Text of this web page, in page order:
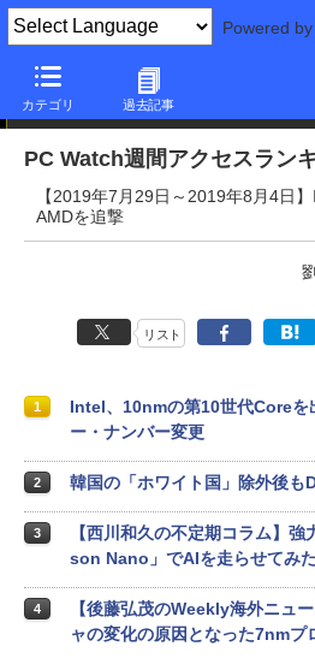
Powered by
カテゴリ 過去記事
PC Watch週間アクセスランキング
PC Watch週間アクセスラン
【2019年7月29日～2019年8月4日
AMDを追撃
リスト
1
Intel、10nmの第10世代Coreを
ー・ナンバー変更
2 韓国の「ホワイト国」除外後も
3
【西川和久の不定期コラム】
son Nano」でAIを走らせてみた
4
【後藤弘茂のWeekly海外ニュ
ャの変化の原因となった7nmプ